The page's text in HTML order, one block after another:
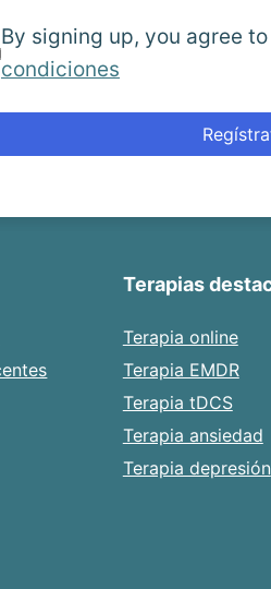
By signing up, you agree
condiciones
Terapias
Terapia online
Terapia EMDR
Terapia tDCS
Terapia ansiedad
Terapia depresión